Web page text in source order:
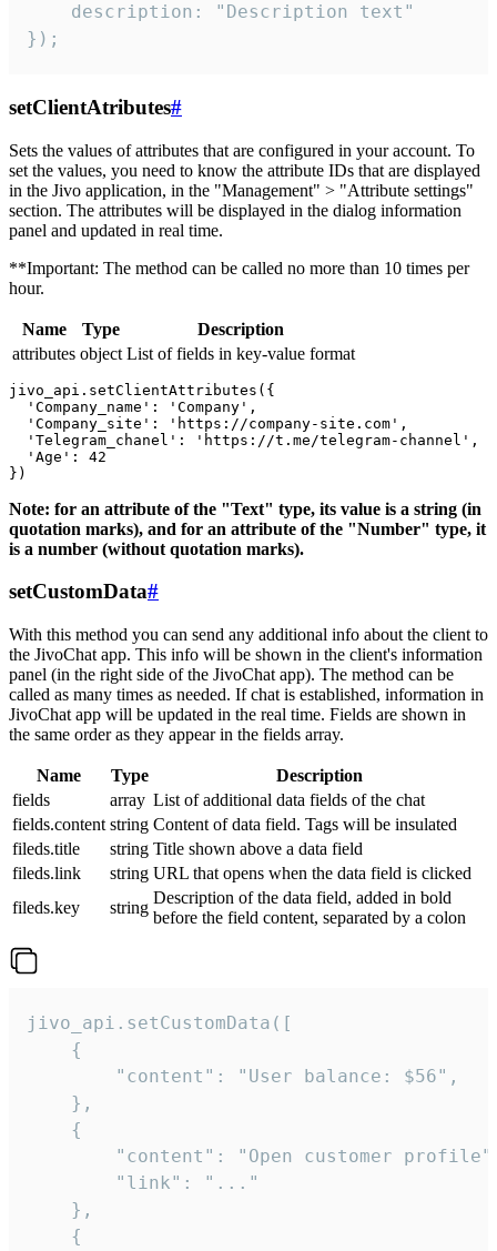
    description: "Description text"
});
setClientAtributes#
Sets the values ​​of attributes that are configured in your account. To
set the values, you need to know the attribute IDs that are displayed
in the Jivo application, in the "Management" > "Attribute settings"
section. The attributes will be displayed in the dialog information
panel and updated in real time.
**Important: The method can be called no more than 10 times per
hour.
Name Type
Description
attributes object List of fields in key-value format
jivo_api.setClientAttributes({
  'Company_name': 'Company',
  'Company_site': 'https://company-site.com',
  'Telegram_chanel': 'https://t.me/telegram-channel',
  'Age': 42
Note: for an attribute of the "Text" type, its value is a string (in
quotation marks), and for an attribute of the "Number" type, it
is a number (without quotation marks).
setCustomData#
With this method you can send any additional info about the client to
the JivoChat app. This info will be shown in the client's information
panel (in the right side of the JivoChat app). The method can be
called as many times as needed. If chat is established, information in
JivoChat app will be updated in the real time. Fields are shown in
the same order as they appear in the fields array.
Name Type
Description
fields
array List of additional data fields of the chat
fields.content string Content of data field. Tags will be insulated
fileds.title
string Title shown above a data field
fileds.link
string URL that opens when the data field is clicked
fileds.key
string
Description of the data field, added in bold
before the field content, separated by a colon
jivo_api.setCustomData([
    {
        "content": "User balance: $56",
    },
    {
"content": "Open customer
        "link": "..."
    },
    {